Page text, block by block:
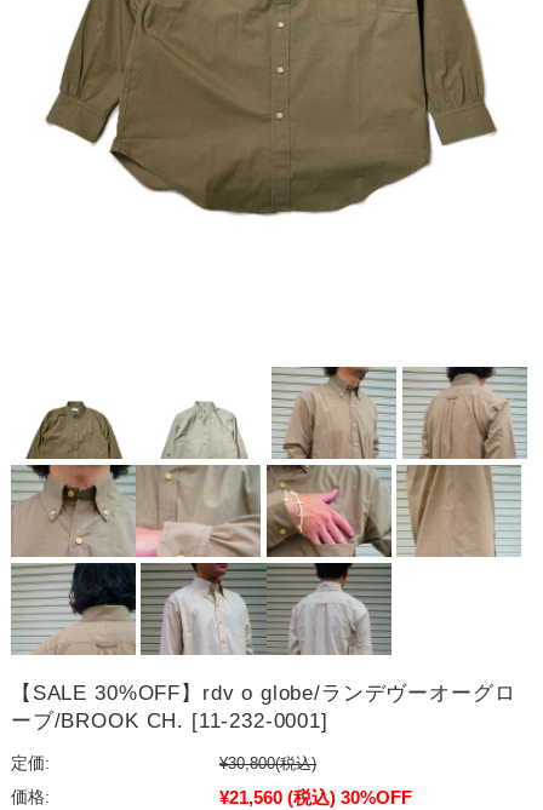
【SALE 30%OFF】rdv o globe/ランデヴーオーグロ
ーブ/BROOK CH. [11-232-0001]
定価: ¥30,800(税込)
価格:
¥21,560 (税込) 30%OFF